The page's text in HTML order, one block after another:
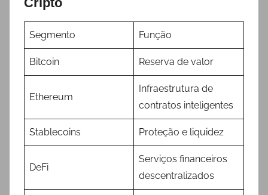
Segmento Função
Bitcoin Reserva de valor
Ethereum
Infraestrutura de
contratos inteligentes
Stablecoins Proteção e liquidez
DeFi
Serviços financeiros
descentralizados